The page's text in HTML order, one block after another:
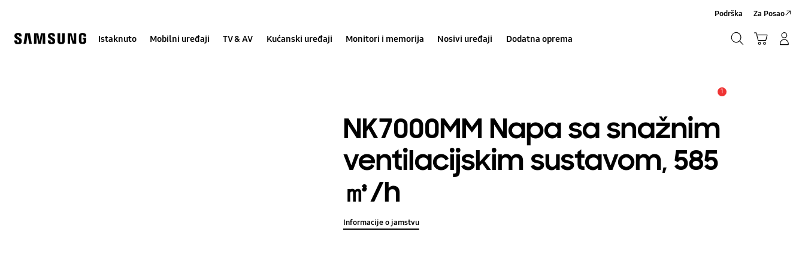
help
Istaknuto Mobilni uređaji TV & AV Kućanski uređaji Monitori i memorija Nosivi uređaji Dodatna oprema
Podrška Za Posao
1
NK7000MM Napa sa snažnim
ventilacijskim sustavom, 585
㎥/h
Informacije o jamstvu